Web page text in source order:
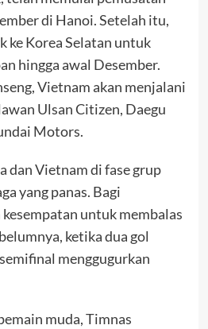
di Hanoi. Setelah itu,
ke Korea Selatan untuk
hingga awal Desember.
Vietnam akan menjalani
Ulsan Citizen, Daegu
Motors.
dan Vietnam di fase grup
yang panas. Bagi
untuk membalas
ketika dua gol
menggugurkan
muda, Timnas